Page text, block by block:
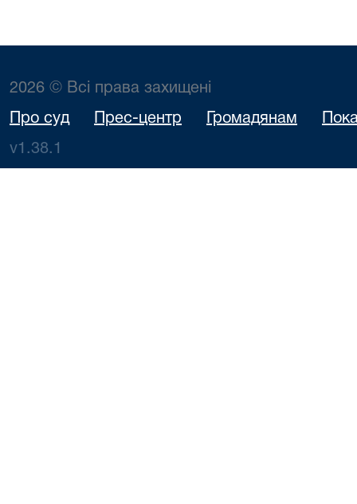
2026 © Всі права захищені
Про суд Прес-центр Громадянам
v1.38.1